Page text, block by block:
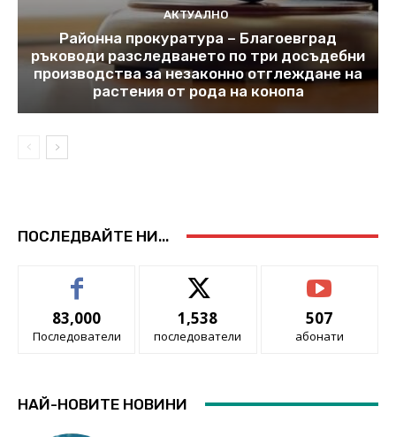
АКТУАЛНО
Районна прокуратура – Благоевград
ръководи разследването по три досъдебни
производства за незаконно отглеждане на
растения от рода на конопа
ПОСЛЕДВАЙТЕ НИ...
83,000
Последователи
1,538
последователи
507
абонати
НАЙ-НОВИТЕ НОВИНИ